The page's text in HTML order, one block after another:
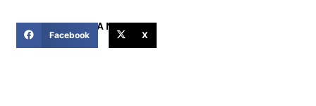
COMPARTIR ESTA NOTICIA
Facebook X